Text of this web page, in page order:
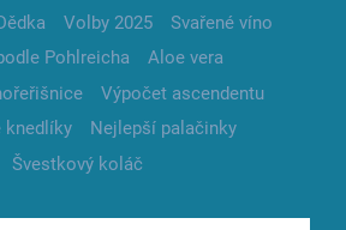
Volby 2025
Svařené víno
Pohlreicha
Aloe vera
Výpočet ascendentu
knedlíky
Nejlepší palačinky
Švestkový koláč